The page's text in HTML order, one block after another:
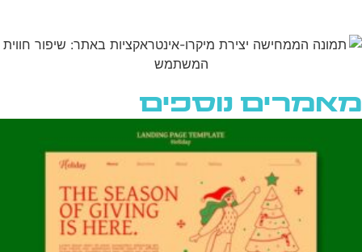
מאמרים נוספים